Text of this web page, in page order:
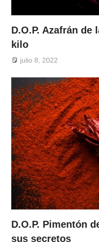
D.O.P. Azafrán de
kilo
julio 8, 2022
D.O.P. Pimentón
sus secretos